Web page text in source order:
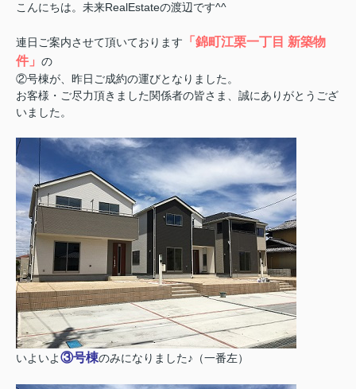
こんにちは。未来RealEstateの渡辺です^^
連日ご案内させて頂いております 「錦町江栗一丁目 新築物
件」 の
②号棟が、 昨日 ご成約の運びとなりました。
お客様・ご尽力頂きました関係者の皆さま、誠にありがとうござ
いました。
いよいよ③号棟のみになりました♪（一番左）